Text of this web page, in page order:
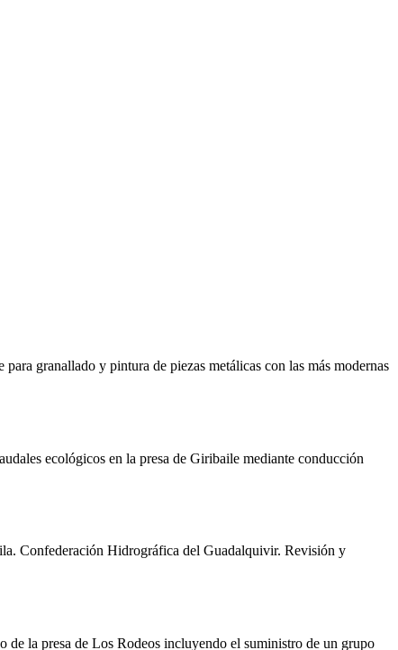
granallado y pintura de piezas metálicas con las más modernas
ecológicos en la presa de Giribaile mediante conducción
Confederación Hidrográfica del Guadalquivir. Revisión y
de la presa de Los Rodeos incluyendo el suministro de un grupo